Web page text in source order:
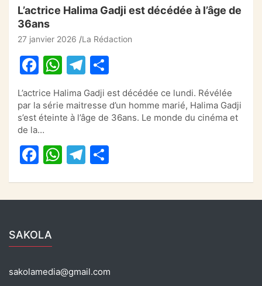
L’actrice Halima Gadji est décédée à l’âge de
36ans
27 janvier 2026 La Rédaction
F
c
e
b
o
o
k
W
at
s
A
p
p
T
e
gr
a
m
ta
g
L’actrice Halima Gadji est décédée ce lundi. Révélée
par la série maitresse d’un homme marié, Halima Gadji
s’est éteinte à l’âge de 36ans. Le monde du cinéma et
de la…
F
b
o
o
W
p
T
SAKOLA
sakolamedia@gmail.com